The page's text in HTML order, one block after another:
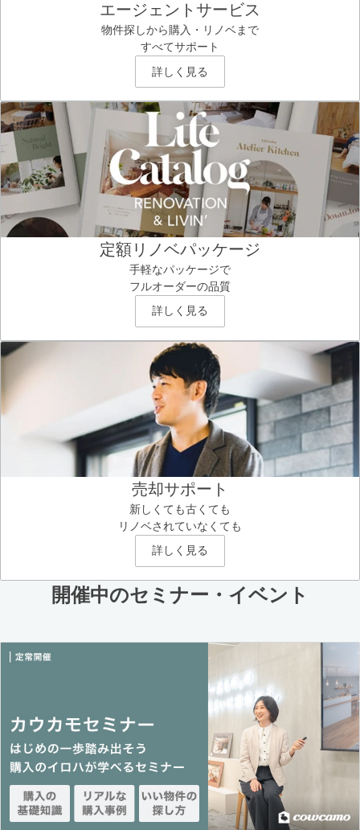
エージェントサービス
物件探しから購入・リノベまで
すべてサポート
詳しく見る
定額リノベパッケージ
手軽なパッケージで
フルオーダーの品質
詳しく見る
売却サポート
新しくても古くても
リノベされていなくても
詳しく見る
開催中のセミナー・イベント